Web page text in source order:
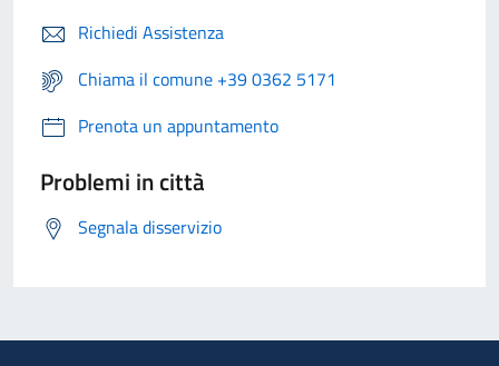
Richiedi Assistenza
Chiama il comune +39 0362 5171
Prenota un appuntamento
Problemi in città
Segnala disservizio